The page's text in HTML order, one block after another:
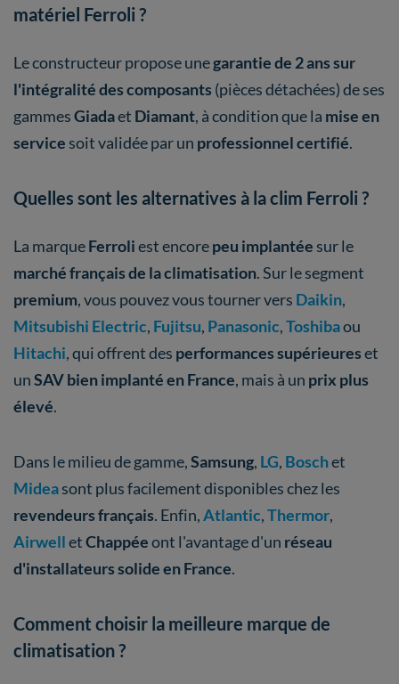
matériel Ferroli ?
Le constructeur propose unegarantiede2 ans sur
l'intégralité des composants (pièces détachées) de ses
gammesGiadaet Diamant, à condition que la mise en
service soit validée par un professionnel certifié.
Quelles sont les alternatives à la clim Ferroli ?
La marqueFerroliest encorepeu implantée sur le
marché français de la climatisation. Sur le segment
premium, vous pouvez vous tourner vers Daikin,
Mitsubishi Electric, Fujitsu, Panasonic,Toshibaou
Hitachi, qui offrent des performances supérieureset
unSAV bien implanté en France, mais à un prix plus
élevé.
Dans le milieu de gamme,Samsung, LG, Boschet
Mideasont plus facilement disponibles chez les
revendeurs français. Enfin,Atlantic,Thermor,
AirwelletChappéeont l'avantage d'un réseau
d'installateurs solide en France.
Comment choisir la meilleure marque de
climatisation ?